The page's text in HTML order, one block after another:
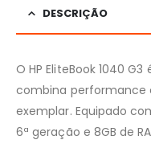
DESCRIÇÃO
O HP EliteBook 1040
combina performance
exemplar. Equipado
6ª geração e 8GB de